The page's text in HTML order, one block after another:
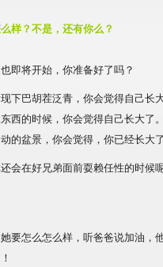
样？不是，还有你么？
即将开始，你准备好了吗？
下巴胡茬泛青，你会觉得自己长
西的时候，你会觉得自己长大了
的盆景，你会觉得，你已经长大
会在好兄弟面前耍赖任性的时候
要怎么怎么样，听爸爸说加油，